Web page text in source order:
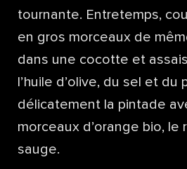
tournante. Entretemps,
en gros morceaux de
dans une cocotte et
l’huile d’olive, du sel et du
délicatement la pintade
morceaux d’orange bio, le
sauge.